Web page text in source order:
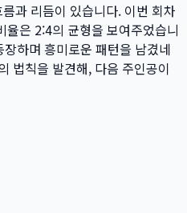
과 리듬이 있습니다. 이번 회차
율은 2:4의 균형을 보여주었습니
하며 흥미로운 패턴을 남겼네
법칙을 발견해, 다음 주인공이